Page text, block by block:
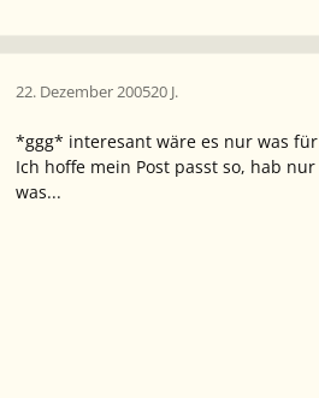
22. Dezember 200520 J.
*ggg* interesant wäre es nur was
Ich hoffe mein Post passt so, hab
was...